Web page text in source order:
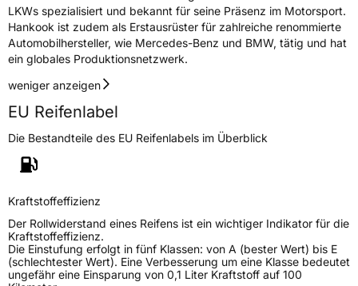
FahrzeugklasseC1
3PMSF / Schneeflockensymbol / Alpine-Symbol
Allgemeine Produktsicherheit (GPSR)
LKWs spezialisiert und bekannt für seine Präsenz im Motorsport.
Hankook ist zudem als Erstausrüster für zahlreiche renommierte
Automobilhersteller, wie Mercedes-Benz und BMW, tätig und hat
ein globales Produktionsnetzwerk.
weniger anzeigen
EU Reifenlabel
Die Bestandteile des EU Reifenlabels im Überblick
Kraftstoffeffizienz
Der Rollwiderstand eines Reifens ist ein wichtiger Indikator für die
Kraftstoffeffizienz.
Die Einstufung erfolgt in fünf Klassen: von A (bester Wert) bis E
(schlechtester Wert). Eine Verbesserung um eine Klasse bedeutet
ungefähr eine Einsparung von 0,1 Liter Kraftstoff auf 100